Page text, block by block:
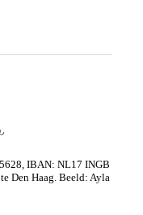
IBAN: NL17 INGB
Den Haag. Beeld: Ayla